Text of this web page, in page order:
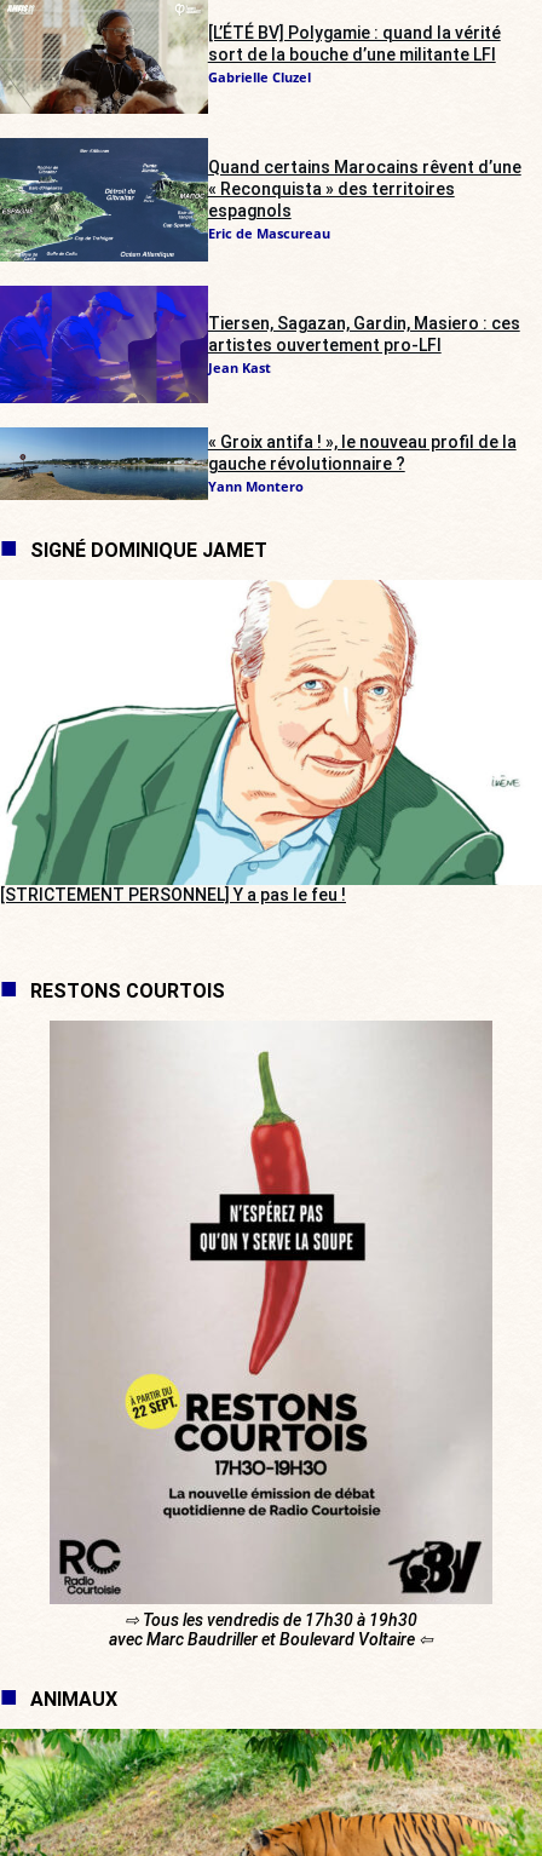
[L’ÉTÉ BV] Polygamie : quand la vérité
sort de la bouche d’une militante LFI
Gabrielle Cluzel
Quand certains Marocains rêvent d’une
« Reconquista » des territoires
espagnols
Eric de Mascureau
Tiersen, Sagazan, Gardin, Masiero : ces
artistes ouvertement pro-LFI
Jean Kast
« Groix antifa ! », le nouveau profil de la
gauche révolutionnaire ?
Yann Montero
SIGNÉ DOMINIQUE JAMET
[STRICTEMENT PERSONNEL] Y a pas le feu !
RESTONS COURTOIS
⇨ Tous les vendredis de 17h30 à 19h30
avec Marc Baudriller et Boulevard Voltaire ⇦
ANIMAUX